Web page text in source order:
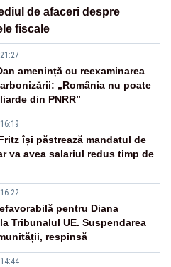
de afaceri despre
fiscale
amenință cu reexaminarea
„România nu poate
din PNRR”
își păstrează mandatul de
va avea salariul redus timp de
pentru Diana
Tribunalul UE. Suspendarea
respinsă